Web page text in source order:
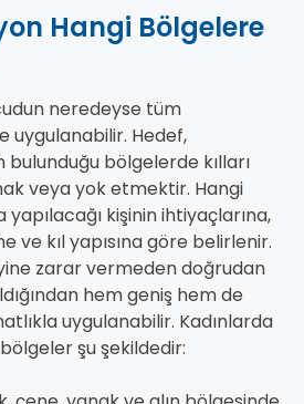
Hangi Bölgelere
neredeyse tüm
uygulanabilir. Hedef,
bölgelerde kılları
veya yok etmektir. Hangi
kişinin ihtiyaçlarına,
ve kıl yapısına göre belirlenir.
zarar vermeden doğrudan
hem geniş hem de
uygulanabilir. Kadınlarda
şu şekildedir: